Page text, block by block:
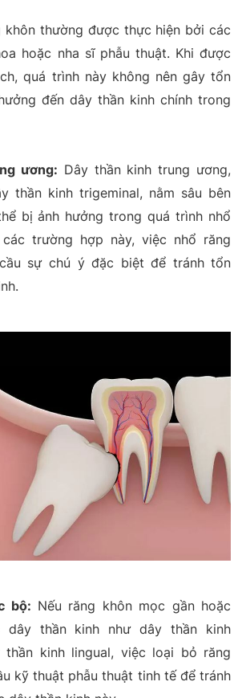
khôn thường được thực hiện bởi các
hoặc nha sĩ phẫu thuật. Khi được
quá trình này không nên gây tổn
đến dây thần kinh chính trong
ương: Dây thần kinh trung ương,
thần kinh trigeminal, nằm sâu bên
bị ảnh hưởng trong quá trình nhổ
trường hợp này, việc nhổ răng
sự chú ý đặc biệt để tránh tổn
bộ: Nếu răng khôn mọc gần hoặc
dây thần kinh như dây thần kinh
thần kinh lingual, việc loại bỏ răng
kỹ thuật phẫu thuật tinh tế để tránh